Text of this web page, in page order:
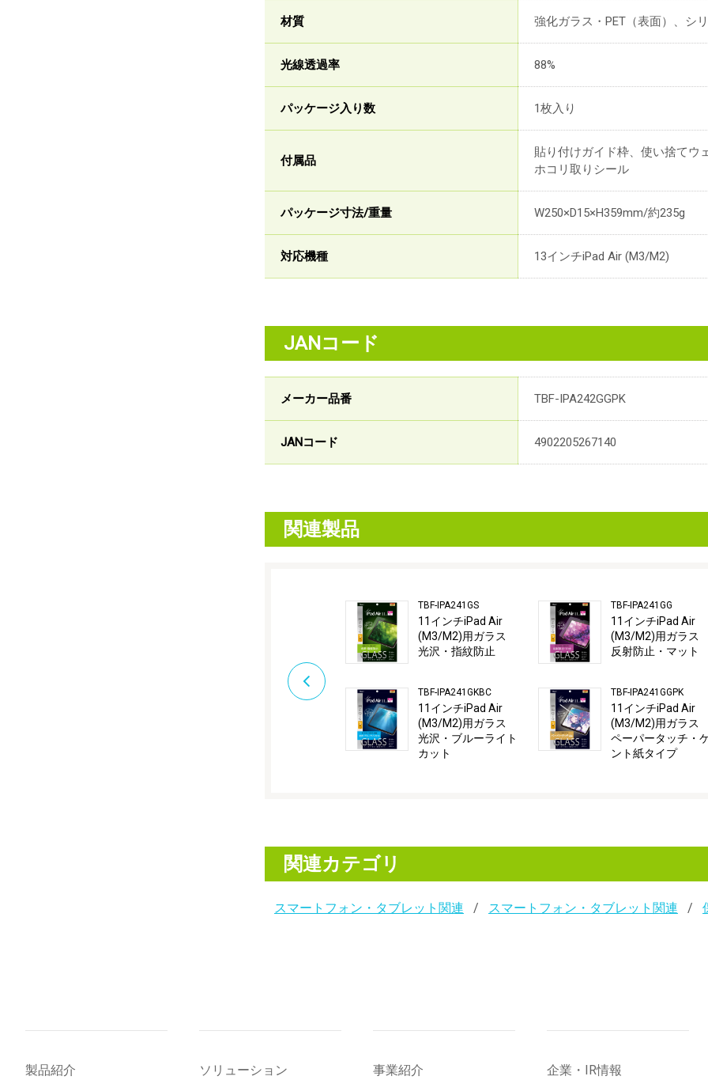
材質 強化ガラス・PET（表面）、シ
光線透過率 88%
パッケージ入り数 1枚入り
付属品
貼り付けガイド枠、使い捨てウ
ホコリ取りシール
パッケージ寸法/重量 W250×D15×H359mm/約235g
対応機種 13インチiPad Air (M3/M2)
JANコード
メーカー品番 TBF-IPA242GGPK
JANコード 4902205267140
関連製品
TBF-IPA241GS
11インチiPad Air
(M3/M2)用ガラス
光沢・指紋防止
TBF-IPA241GKBC
11インチiPad Air
(M3/M2)用ガラス
光沢・ブルーライト
カット
TBF-IPA241GG
11インチiPad Air
(M3/M2)用ガラス
反射防止・マット
TBF-IPA241GGPK
11インチiPad Air
(M3/M2)用ガラス
ペーパータッチ・
ント紙タイプ
関連カテゴリ
スマートフォン・タブレット関連 スマートフォン・タブレット関連
製品紹介 ソリューション 事業紹介 企業・IR情報